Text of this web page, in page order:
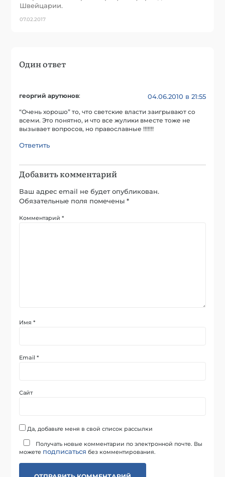
Швейцарии.
07.02.2017
Один ответ
георгий арутюнов: 04.06.2010 в 21:55
“Очень хорошо” то, что светские власти заигрывают со
всеми. Это понятно, и что все жулики вместе тоже не
вызывает вопросов, но православные !!!!!!!
Ответить
Добавить комментарий
Ваш адрес email не будет опубликован.
Обязательные поля помечены*
Комментарий*
Имя*
Email*
Сайт
Да, добавьте меня в свой список рассылки
Получать новые комментарии по электронной почте. Вы
можете подписаться без комментирования.